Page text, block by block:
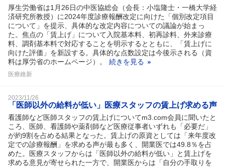
厚生労働省は1月26日の中医協総会（会長：小塩隆士・一橋大学経
済研究所教授）に2024年度診療報酬改定に向けた「個別改定項目
について」を提示、具体的な改定内容についての議論が始まっ
た。焦点の「賃上げ」について入院基本料、初再診料、外来診療
料、調剤基本料で対応することを明示するとともに、「賃上げに
向けた評価」を新設する。具体的な点数設定は今後示される（資
料は厚労省のホームページ）。
続きを見る
医療維新
2023/11/26
「医師以外の給料が低い」医療スタッフの賃上げ求める声
看護師など医師スタッフの賃上げについてm3.com会員に聞いたと
ころ、医師、看護師や薬剤師など医療従事者いずれも「必要だ」
が約9割を占める結果となった。賃上げの原資としては「来年度改
定での診療報酬」を求める声が最も多く、開業医では49.8％を占
めた。医療スタッフからは「医師以外の給料が低い」と賃上げを
求める意見が寄せられた一方で、開業医からは「自分の手取りを